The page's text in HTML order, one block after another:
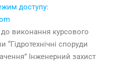
доступу:
виконання курсового
“Гідротехнічні споруди
Інженерний захист